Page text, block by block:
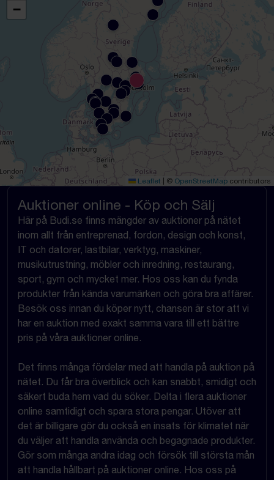
−
Leaflet © OpenStreetMap contributors
Auktioner online - Köp och Sälj
Här på Budi.se finns mängder av auktioner på nätet
inom allt från entreprenad, fordon, design och konst,
IT och datorer, lastbilar, verktyg, maskiner,
musikutrustning, möbler och inredning, restaurang,
sport, gym och mycket mer. Hos oss kan du fynda
produkter från kända varumärken och göra bra affärer.
Besök oss innan du köper nytt, chansen är stor att vi
har en auktion med exakt samma vara till ett bättre
pris på våra auktioner online.
Det finns många fördelar med att handla på auktion på
nätet. Du får bra överblick och kan snabbt, smidigt och
säkert buda hem vad du söker. Delta i flera auktioner
online samtidigt och spara stora pengar. Utöver att
det är billigare gör du också en insats för klimatet när
du väljer att handla använda och begagnade produkter.
Gör som många andra idag och försök till största mån
att handla hållbart på auktioner online. Hos oss på